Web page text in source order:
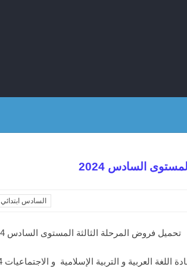
السادس 2024
السادس ابتدائي
تحميل فروض المرحلة الثالثة المستوى السادس 2024
العربية و التربية الإسلامية و الاجتماعيات 2024